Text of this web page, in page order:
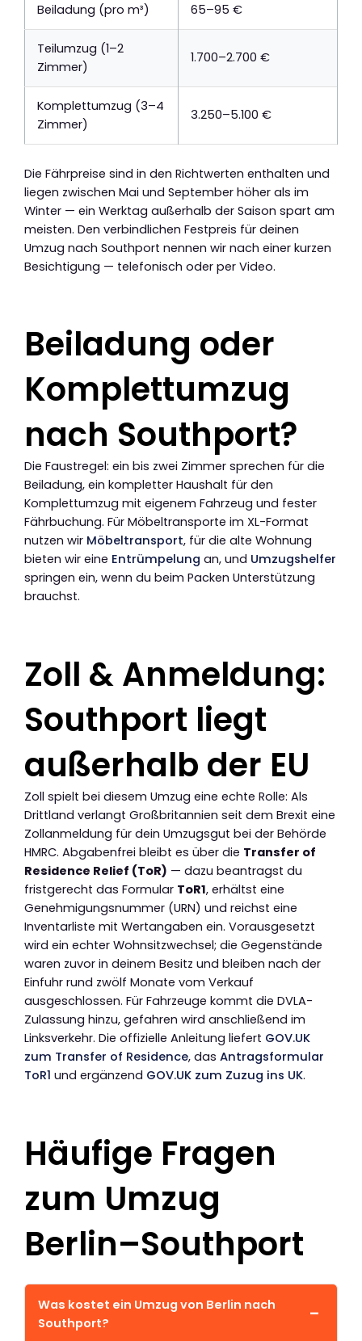
Beiladung (pro m³) 65–95 €
Teilumzug (1–2
Zimmer)
1.700–2.700 €
Komplettumzug (3–4
Zimmer)
3.250–5.100 €
Die Fährpreise sind in den Richtwerten enthalten und
liegen zwischen Mai und September höher als im
Winter — ein Werktag außerhalb der Saison spart am
meisten. Den verbindlichen Festpreis für deinen
Umzug nach Southport nennen wir nach einer kurzen
Besichtigung — telefonisch oder per Video.
Beiladung oder
Komplettumzug
nach Southport?
Die Faustregel: ein bis zwei Zimmer sprechen für die
Beiladung, ein kompletter Haushalt für den
Komplettumzug mit eigenem Fahrzeug und fester
Fährbuchung. Für Möbeltransporte im XL-Format
nutzen wir Möbeltransport, für die alte Wohnung
bieten wir eine Entrümpelung an, und Umzugshelfer
springen ein, wenn du beim Packen Unterstützung
brauchst.
Zoll & Anmeldung:
Southport liegt
außerhalb der EU
Zoll spielt bei diesem Umzug eine echte Rolle: Als
Drittland verlangt Großbritannien seit dem Brexit eine
Zollanmeldung für dein Umzugsgut bei der Behörde
HMRC. Abgabenfrei bleibt es über die Transfer of
Residence Relief (ToR) — dazu beantragst du
fristgerecht das Formular ToR1, erhältst eine
Genehmigungsnummer (URN) und reichst eine
Inventarliste mit Wertangaben ein. Vorausgesetzt
wird ein echter Wohnsitzwechsel; die Gegenstände
waren zuvor in deinem Besitz und bleiben nach der
Einfuhr rund zwölf Monate vom Verkauf
ausgeschlossen. Für Fahrzeuge kommt die DVLA-
Zulassung hinzu, gefahren wird anschließend im
Linksverkehr. Die offizielle Anleitung liefert GOV.UK
zum Transfer of Residence, das Antragsformular
ToR1 und ergänzend GOV.UK zum Zuzug ins UK.
Häufige Fragen
zum Umzug
Berlin–Southport
Was kostet ein Umzug von Berlin nach
Southport?